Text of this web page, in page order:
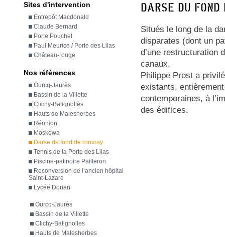
Sites d'intervention
Entrepôt Macdonald
Claude Bernard
Porte Pouchet
Paul Meurice / Porte des Lilas
Château-rouge
Nos références
Ourcq-Jaurès
Bassin de la Villette
Clichy-Batignolles
Hauts de Malesherbes
Réunion
Moskowa
Darse de fond de rouvray
Tennis de la Porte des Lilas
Piscine-patinoire Pailleron
Reconversion de l’ancien hôpital
Saint-Lazare
Lycée Dorian
Ourcq-Jaurès
Bassin de la Villette
Clichy-Batignolles
Hauts de Malesherbes
Darse du Fond
Situés le long de la
disparates (dont un
d’une restructuration
canaux.
Philippe Prost a
existants,
contemporaines, à
des édifices.